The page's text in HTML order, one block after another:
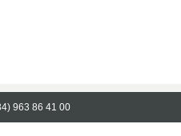
963 86 41 00